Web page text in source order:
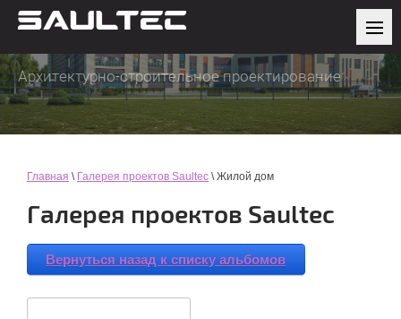
Архитектурно-строительное проектирование
Главная \ Галерея проектов Saultec \ Жилой дом
Галерея проектов Saultec
Вернуться назад к списку альбомов